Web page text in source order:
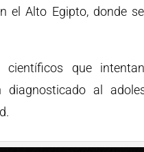
el Alto Egipto, donde
científicos que
diagnosticado al